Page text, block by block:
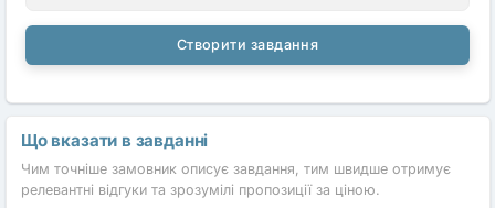
Створити завдання
Що вказати в завданні
Чим точніше замовник описує завдання, тим швидше отримує
релевантні відгуки та зрозумілі пропозиції за ціною.